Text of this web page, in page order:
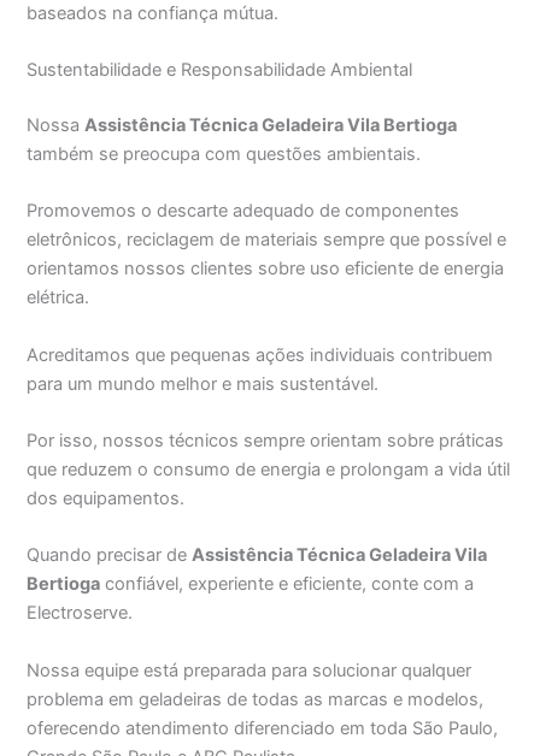
baseados na confiança mútua.
Sustentabilidade e Responsabilidade Ambiental
NossaAssistência Técnica Geladeira Vila Bertioga
também se preocupa com questões ambientais.
Promovemos o descarte adequado de componentes
eletrônicos, reciclagem de materiais sempre que possível e
orientamos nossos clientes sobre uso eficiente de energia
elétrica.
Acreditamos que pequenas ações individuais contribuem
para um mundo melhor e mais sustentável.
Por isso, nossos técnicos sempre orientam sobre práticas
que reduzem o consumo de energia e prolongam a vida útil
dos equipamentos.
Quando precisar deAssistência Técnica Geladeira Vila
Bertioga confiável, experiente e eficiente, conte com a
Electroserve.
Nossa equipe está preparada para solucionar qualquer
problema em geladeiras de todas as marcas e modelos,
oferecendo atendimento diferenciado em toda São Paulo,